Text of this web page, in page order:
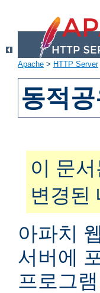
Apache > HTTP Server
동적
이 문
변경된
아파치
서버에
프로그